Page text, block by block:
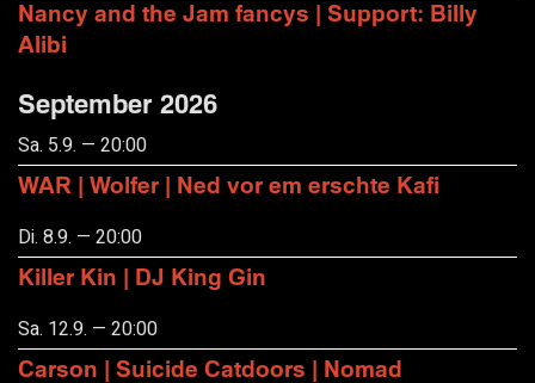
Nancy and the Jam fancys | Support: Billy
Alibi
September 2026
Sa. 5.9. — 20:00
WAR | Wolfer | Ned vor em erschte Kafi
Di. 8.9. — 20:00
Killer Kin | DJ King Gin
Sa. 12.9. — 20:00
Carson | Suicide Catdoors | Nomad